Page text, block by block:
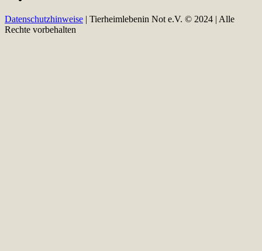
Datenschutzhinweise | Tierheimlebenin Not e.V. © 2024 | Alle
Rechte vorbehalten